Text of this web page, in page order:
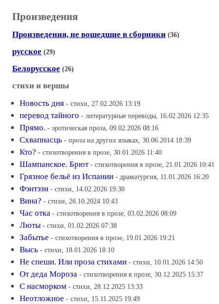
Произведения
Произведения, не вошедшие в сборники (36)
русское (29)
Белорусское (26)
стихи и вершы
Новость дня - стихи, 27.02.2026 13:19
перевод тайного - литературные переводы, 16.02.2026 12:35
Прямо. - эротическая проза, 09.02.2026 08:16
Схвапнасць - проза на других языках, 30.06.2014 18:39
Кто? - стихотворения в прозе, 30.01.2026 11:40
Шампанское. Брют - стихотворения в прозе, 21.01.2026 10:41
Грязное бельё из Испании - драматургия, 11.01.2026 16:20
Фэнтэзи - стихи, 14.02.2026 19:30
Вина? - стихи, 26.10.2024 10:43
Час отка - стихотворения в прозе, 03.02.2026 08:09
Люты - стихи, 01.02.2026 07:38
Забытье - стихотворения в прозе, 19.01.2026 19:21
Высь - стихи, 18.01.2026 18:10
Не спеши. Или проза стихами - стихи, 10.01.2026 14:50
От деда Мороза - стихотворения в прозе, 30.12.2025 15:37
С насморком - стихи, 28.12.2025 13:33
Неотложное - стихи, 15.11.2025 19:49